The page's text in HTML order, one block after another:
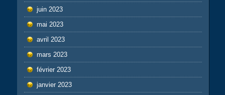
juin 2023
mai 2023
avril 2023
mars 2023
février 2023
janvier 2023